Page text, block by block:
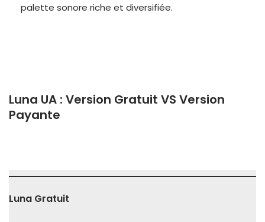
palette sonore riche et diversifiée.
Luna UA : Version Gratuit VS Version
Payante
Luna Gratuit